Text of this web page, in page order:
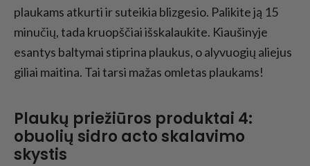
plaukams atkurti ir suteikia blizgesio. Palikite ją 15
minučių, tada kruopščiai išskalaukite. Kiaušinyje
esantys baltymai stiprina plaukus, o alyvuogių aliejus
giliai maitina. Tai tarsi mažas omletas plaukams!
Plaukų priežiūros produktai 4:
obuolių sidro acto skalavimo
skystis